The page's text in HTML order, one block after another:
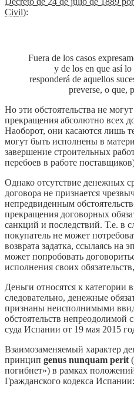
Civil):
Fuera de los casos
y de los en que así
responderá de aquellos
preverse, o que,
Но эти обстоятельства не
прекращения абсолютно всех
Наоборот, они касаются лишь
могут быть исполнены в
завершение строительных
перебоев в работе
Однако отсутствие денежных
договора не признается
непредвиденным
прекращения договорных
санкций и последствий. Т.е. в
покупатель не может
возврата задатка, ссылаясь
может попробовать
исполнения своих
Деньги относятся к категории
следовательно, денежные
признаны неисполнимыми
обстоятельств
суда Испании от 19 мая 2015
Взаимозаменяемый характер
принцип genus nunquam perit
погибнет») в рамках
Гражданского кодекса Испании: